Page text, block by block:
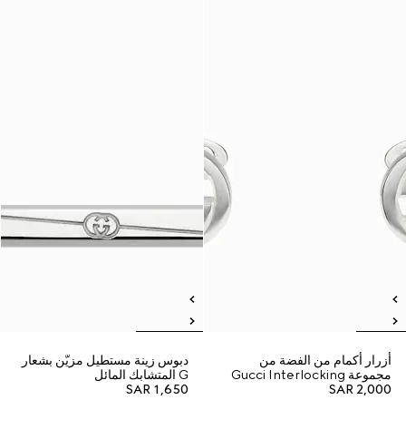
أزرار أكمام من الفضة من
مجموعة Gucci Interlocking
SAR 2,000
دبوس زينة مستطيل مزيّن بشعار
G المتشابك المائل
SAR 1,650